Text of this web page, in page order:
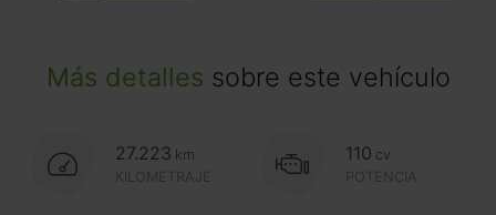
Más detalles sobre este vehículo
27.223 km
KILOMETRAJE
110 cv
POTENCIA